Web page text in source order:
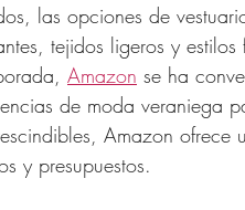
de peso
las opciones de
tejidos ligeros y
Amazon se ha
de moda veraniega
Amazon ofrece
y presupuestos.